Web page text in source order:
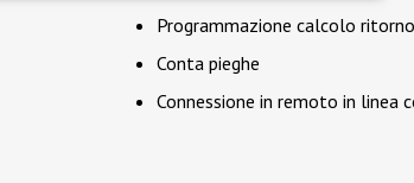
Programmazione calcolo
Conta pieghe
Connessione in remoto in linea